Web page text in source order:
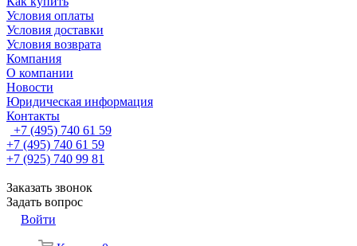
Условия оплаты
Условия доставки
Условия возврата
Компания
О компании
Новости
Юридическая информация
Контакты
+7 (495) 740 61 59
+7 (495) 740 61 59
+7 (925) 740 99 81
Заказать звонок
Задать вопрос
Войти